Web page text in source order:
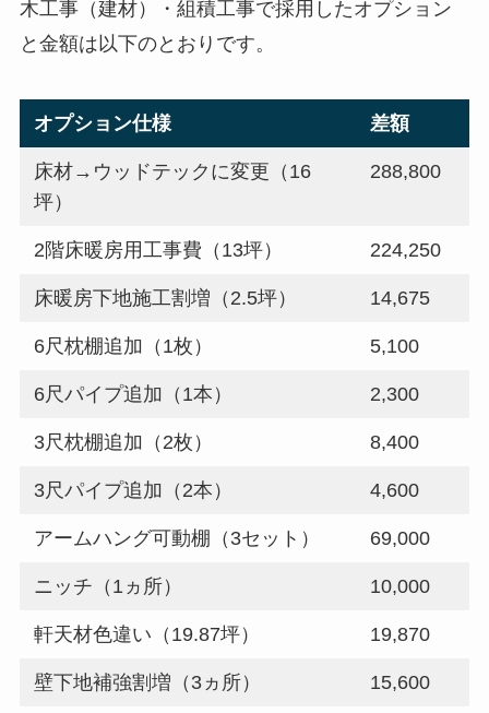
木工事（建材）・組積工事で採用したオプション
と金額は以下のとおりです。
オプション仕様 差額
床材→ウッドテックに変更（16
坪）
288,800
2階床暖房用工事費（13坪） 224,250
床暖房下地施工割増（2.5坪） 14,675
6尺枕棚追加（1枚） 5,100
6尺パイプ追加（1本） 2,300
3尺枕棚追加（2枚） 8,400
3尺パイプ追加（2本） 4,600
アームハング可動棚（3セット） 69,000
ニッチ（1ヵ所） 10,000
軒天材色違い（19.87坪） 19,870
壁下地補強割増（3ヵ所） 15,600